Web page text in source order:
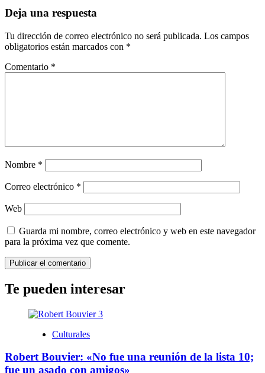
Deja una respuesta
Tu dirección de correo electrónico no será publicada. Los campos
obligatorios están marcados con *
Comentario *
Nombre *
Correo electrónico *
Web
Guarda mi nombre, correo electrónico y web en este navegador
para la próxima vez que comente.
Te pueden interesar
Culturales
Robert Bouvier: «No fue una reunión de la lista 10;
fue un asado con amigos»